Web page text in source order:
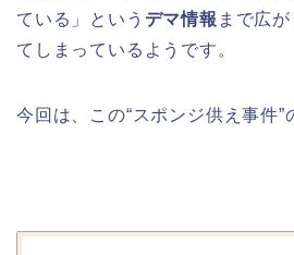
ている」という デマ情報 まで広
てしまっているようです。
今回は、この“スポンジ供え事件”